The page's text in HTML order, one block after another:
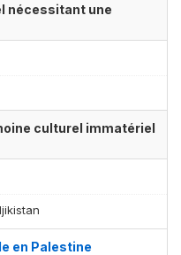
nécessitant une
culturel immatériel
en Palestine